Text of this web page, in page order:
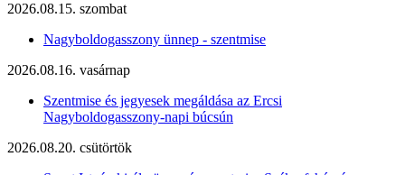
2026.08.15. szombat
Nagyboldogasszony ünnep - szentmise
2026.08.16. vasárnap
Szentmise és jegyesek megáldása az Ercsi
Nagyboldogasszony-napi búcsún
2026.08.20. csütörtök